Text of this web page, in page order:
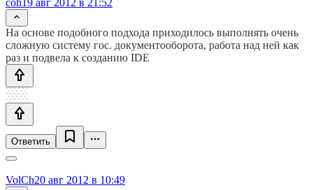
На основе подобного подхода приходилось выполнять очень
сложную систему гос. документооборота, работа над ней как
раз и подвела к созданию IDE
Ответить
VolCh20 авг 2012 в 10:49